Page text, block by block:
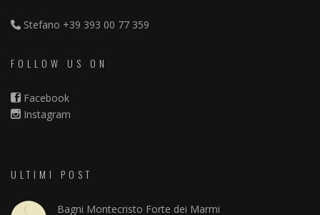
Stefano +39 393 00 77 359
FOLLOW US ON
Facebook
Instagram
ULTIMI POST
Bagni Montecristo Forte dei Marmi